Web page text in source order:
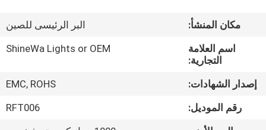
فيديوهات
جولة
مكان المنشأ:
البر الرئيسى للصين
اسم العلامة
التجارية:
ShineWa Lights or OEM
إصدار الشهادات:
EMC, ROHS
رقم الموديل:
RFT006